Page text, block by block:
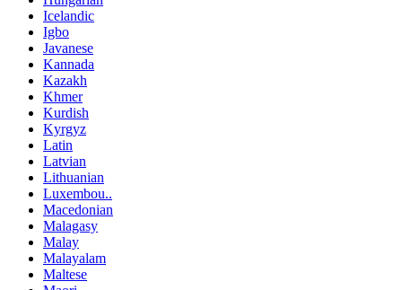
Icelandic
Igbo
Javanese
Kannada
Kazakh
Khmer
Kurdish
Kyrgyz
Latin
Latvian
Lithuanian
Luxembou..
Macedonian
Malagasy
Malay
Malayalam
Maltese